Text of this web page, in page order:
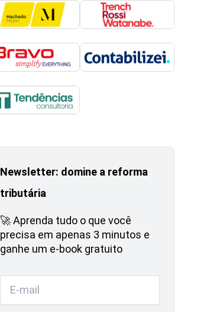
Newsletter: domine a reforma
tributária
🚀 Aprenda tudo o que você
precisa em apenas 3 minutos e
ganhe um e-book gratuito